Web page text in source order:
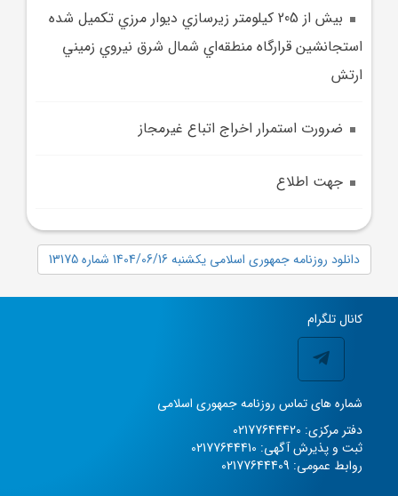
بيش از 205 کيلومتر زيرسازي ديوار مرزي تکميل شده
استجانشين قرارگاه منطقه‌اي شمال شرق نيروي زميني
ارتش
ضرورت استمرار اخراج اتباع غيرمجاز
جهت اطلاع
دانلود روزنامه جمهوری اسلامی یکشنبه 1404/06/16 شماره 13175
کانال تلگرام
شماره های تماس روزنامه جمهوری اسلامی
دفتر مرکزی: 02177644420
ثبت و پذیرش آگهی: 02177644410
روابط عمومی: 02177644409